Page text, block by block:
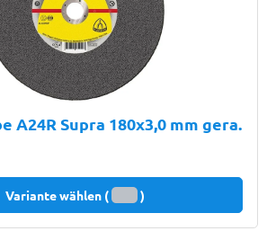
A24R Supra 180x3,0 mm gera.
Variante wählen ( )